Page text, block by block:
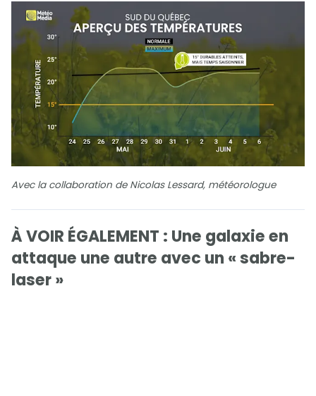
Avec la collaboration de Nicolas Lessard, météorologue
À VOIR ÉGALEMENT : Une galaxie en
attaque une autre avec un « sabre-
laser »